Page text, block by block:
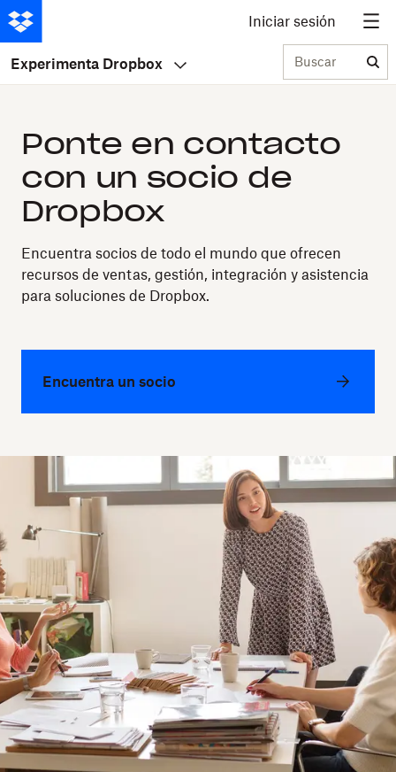
Iniciar sesión
Experimenta Dropbox Buscar
Ponte en contacto
con un socio de
Dropbox
Encuentra socios de todo el mundo que ofrecen
recursos de ventas, gestión, integración y asistencia
para soluciones de Dropbox.
Encuentra un socio